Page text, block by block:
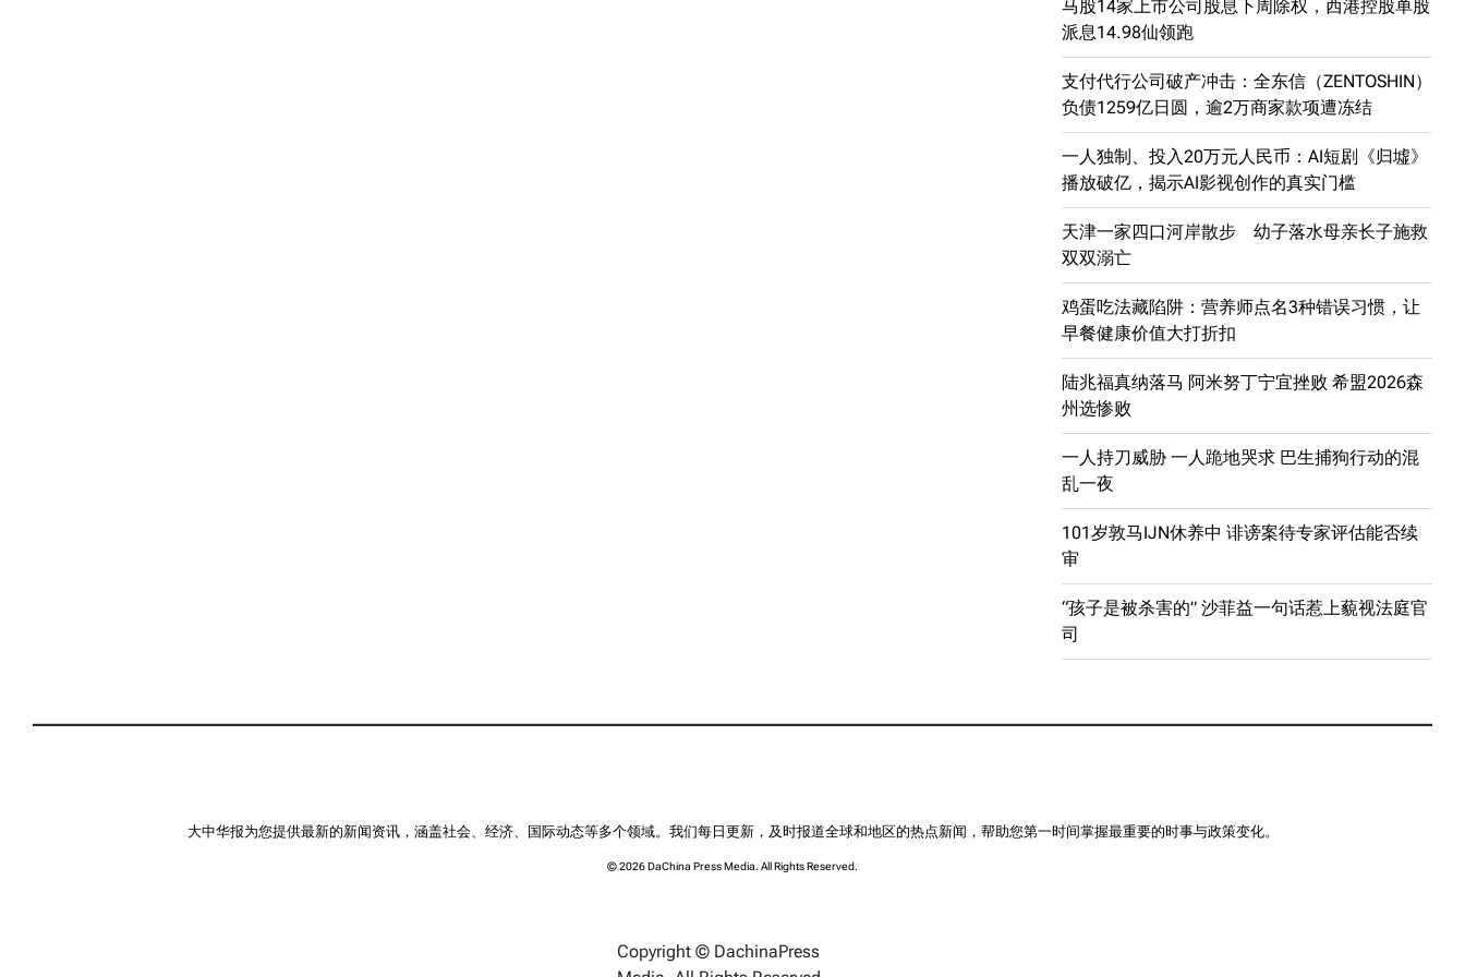
马股14家上市公司股息下周除权，西港控股单股
派息14.98仙领跑
支付代行公司破产冲击：全东信（ZENTOSHIN）
负债1259亿日圆，逾2万商家款项遭冻结
一人独制、投入20万元人民币：AI短剧《归墟》
播放破亿，揭示AI影视创作的真实门槛
天津一家四口河岸散步 幼子落水母亲长子施救
双双溺亡
鸡蛋吃法藏陷阱：营养师点名3种错误习惯，让
早餐健康价值大打折扣
陆兆福真纳落马 阿米努丁宁宜挫败 希盟2026森
州选惨败
一人持刀威胁 一人跪地哭求 巴生捕狗行动的混
乱一夜
101岁敦马IJN休养中 诽谤案待专家评估能否续
审
“孩子是被杀害的” 沙菲益一句话惹上藐视法庭官
司
大中华报为您提供最新的新闻资讯，涵盖社会、经济、国际动态等多个领域。我们每日更新，及时报道全球和地区的热点新闻，帮助您第一时间掌握最重要的时事与政策变化。
© 2026 DaChina Press Media. All Rights Reserved.
Copyright © DachinaPress